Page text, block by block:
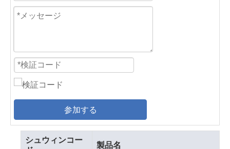
参加する
シュウィンコー
製品名